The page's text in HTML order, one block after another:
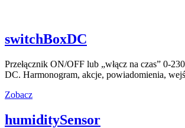
switchBoxDC
Przełącznik ON/OFF lub „włącz na czas” 0-
DC. Harmonogram, akcje, powiadomienia,
Zobacz
humiditySensor